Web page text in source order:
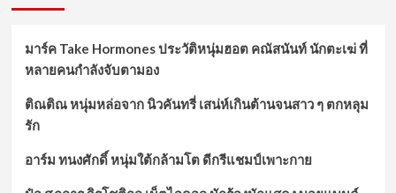
มาร์ค Take Hormones ประวัติหนุ่มฮอต คณัสนันท์ นักตะเฆ่ ที่
หลายคนกำลังจับตามอง
ติณติณ หนุ่มหล่อจาก นิวคันทรี่ เสน่ห์เกินต้านจนสาว ๆ ตกหลุม
รัก
อาร์ม ทนงศักดิ์ หนุ่มใต้กล้ามโต ดีกรีแชมป์เพาะกาย